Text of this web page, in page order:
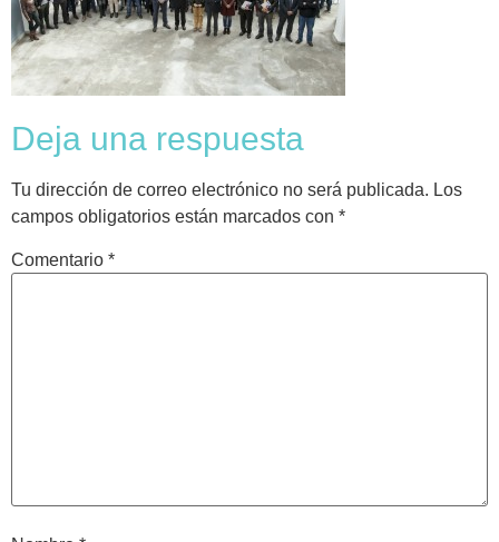
Deja una respuesta
Tu dirección de correo electrónico no será publicada. Los
campos obligatorios están marcados con *
Comentario *